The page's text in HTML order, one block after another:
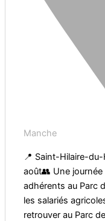
Manche
📍 Saint-Hilaire-
août👥 Une
adhérents au Parc
les salariés
retrouver au Parc